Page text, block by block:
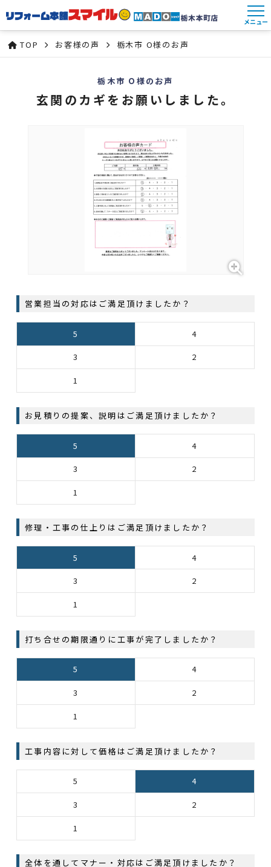
メニュー
TOP お客様の声 栃木市 O様のお声
栃木市 O様のお声
玄関のカギをお願いしました。
営業担当の対応はご満足頂けましたか？
5 4
3 2
1
お見積りの提案、説明はご満足頂けましたか？
5 4
3 2
1
修理・工事の仕上りはご満足頂けましたか？
5 4
3 2
1
打ち合せの期限通りに工事が完了しましたか？
5 4
3 2
1
工事内容に対して価格はご満足頂けましたか？
5 4
3 2
1
全体を通してマナー・対応はご満足頂けましたか？